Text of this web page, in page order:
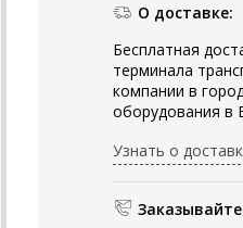
О доставке:
Бесплатная
терминала
компании в
оборудования в
Узнать о